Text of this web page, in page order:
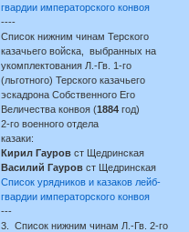
гвардии императорского конвоя
----
Список нижним чинам Терского
казачьего войска, выбранных на
укомплектования Л.-Гв. 1-го
(льготного) Терского казачьего
эскадрона Собственного Его
Величества конвоя (1884год)
2-го военного отдела
казаки:
Кирил Гауров ст Щедринская
Василий Гауров ст Щедринская
Список урядников и казаков лейб-
гвардии императорского конвоя
---
3. Список нижним чинам Л.-Гв. 2-го